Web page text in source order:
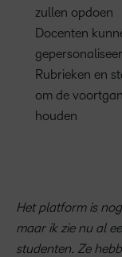
zullen opdoen
Docenten
Rubrieken en
om de
houden
Het platform is
maar ik zie nu al
studenten. Ze